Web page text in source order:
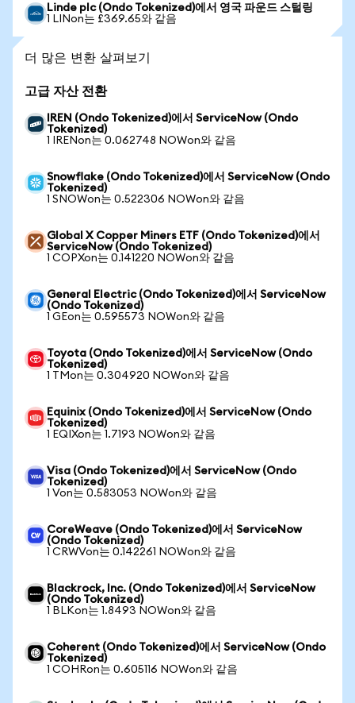
Linde plc (Ondo Tokenized)에서 영국 파운드 스털링
1 LINon는 £369.65와 같음
더 많은 변환 살펴보기
고급 자산 전환
IREN (Ondo Tokenized)에서 ServiceNow (Ondo
Tokenized)
1 IRENon는 0.062748 NOWon와 같음
Snowflake (Ondo Tokenized)에서 ServiceNow (Ondo
Tokenized)
1 SNOWon는 0.522306 NOWon와 같음
Global X Copper Miners ETF (Ondo Tokenized)에서
ServiceNow (Ondo Tokenized)
1 COPXon는 0.141220 NOWon와 같음
General Electric (Ondo Tokenized)에서 ServiceNow
(Ondo Tokenized)
1 GEon는 0.595573 NOWon와 같음
Toyota (Ondo Tokenized)에서 ServiceNow (Ondo
Tokenized)
1 TMon는 0.304920 NOWon와 같음
Equinix (Ondo Tokenized)에서 ServiceNow (Ondo
Tokenized)
1 EQIXon는 1.7193 NOWon와 같음
Visa (Ondo Tokenized)에서 ServiceNow (Ondo
Tokenized)
1 Von는 0.583053 NOWon와 같음
CoreWeave (Ondo Tokenized)에서 ServiceNow
(Ondo Tokenized)
1 CRWVon는 0.142261 NOWon와 같음
Blackrock, Inc. (Ondo Tokenized)에서 ServiceNow
(Ondo Tokenized)
1 BLKon는 1.8493 NOWon와 같음
Coherent (Ondo Tokenized)에서 ServiceNow (Ondo
Tokenized)
1 COHRon는 0.605116 NOWon와 같음